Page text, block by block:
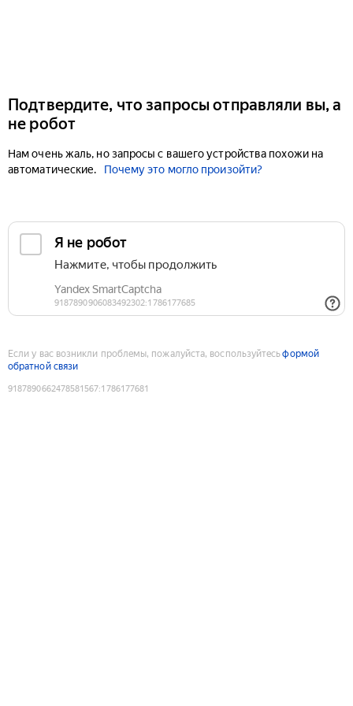
Подтвердите, что запросы отправляли вы, а
не робот
Нам очень жаль, но запросы с вашего устройства похожи на
автоматические.
Почему это могло произойти?
Если у вас возникли проблемы, пожалуйста, воспользуйтесьформой
обратной связи
9187890662478581567:1786177681